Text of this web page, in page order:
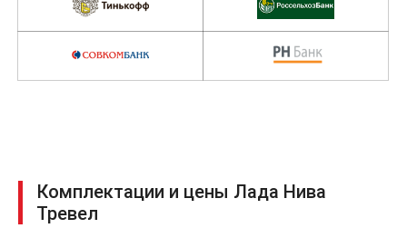
Комплектации и цены Лада Нива
Тревел